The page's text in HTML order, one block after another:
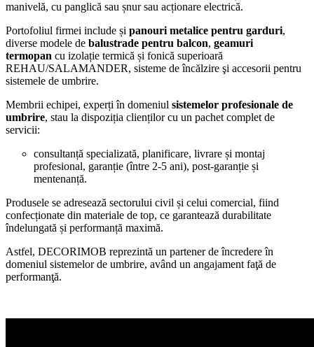
manivelă, cu panglică sau șnur sau acționare electrică.
Portofoliul firmei include și panouri metalice pentru garduri,
diverse modele de balustrade pentru balcon, geamuri
termopan cu izolație termică și fonică superioară
REHAU/SALAMANDER, sisteme de încălzire şi accesorii pentru
sistemele de umbrire.
Membrii echipei, experți în domeniul sistemelor profesionale de
umbrire, stau la dispoziția clienților cu un pachet complet de
servicii:
consultanță specializată, planificare, livrare și montaj
profesional, garanție (între 2-5 ani), post-garanție și
mentenanță.
Produsele se adresează sectorului civil și celui comercial, fiind
confecționate din materiale de top, ce garantează durabilitate
îndelungată și performanță maximă.
Astfel, DECORIMOB reprezintă un partener de încredere în
domeniul sistemelor de umbrire, având un angajament faţă de
performanţă.